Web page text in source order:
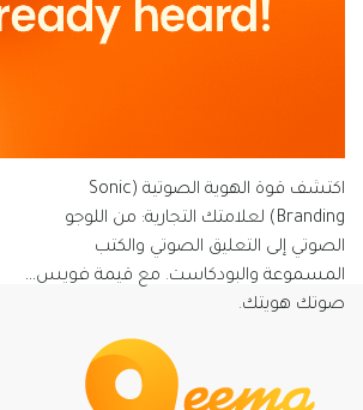
اكتشف قوة الهوية الصوتية (Sonic
Branding) لعلامتك التجارية: من اللوجو
الصوتي إلى التعليق الصوتي والكتب
المسموعة والبودكاست. مع قيمة فويس…
صوتك هويتك.